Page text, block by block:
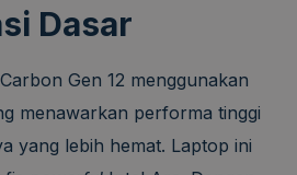
Dasar
Gen 12 menggunakan
menawarkan performa tinggi
yang lebih hemat. Laptop ini